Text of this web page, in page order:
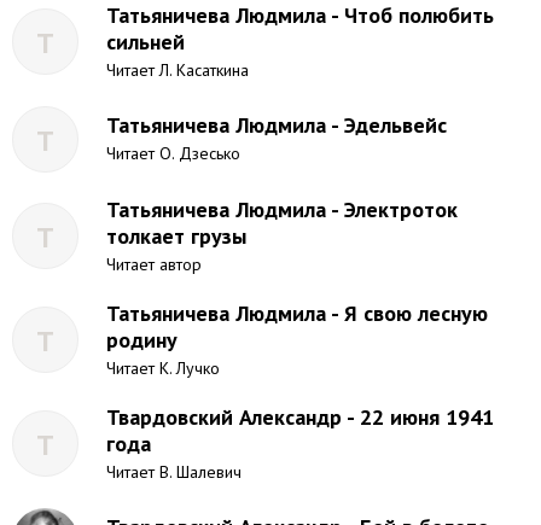
Т
Татьяничева Людмила - Чтоб полюбить
сильней
Читает Л. Касаткина
Т Татьяничева Людмила - Эдельвейс
Читает О. Дзесько
Т
Татьяничева Людмила - Электроток
толкает грузы
Читает автор
Т
Татьяничева Людмила - Я свою лесную
родину
Читает К. Лучко
Т
Твардовский Александр - 22 июня 1941
года
Читает В. Шалевич